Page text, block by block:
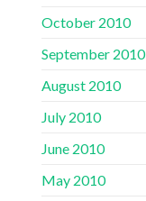
October 2010
September 2010
August 2010
July 2010
June 2010
May 2010